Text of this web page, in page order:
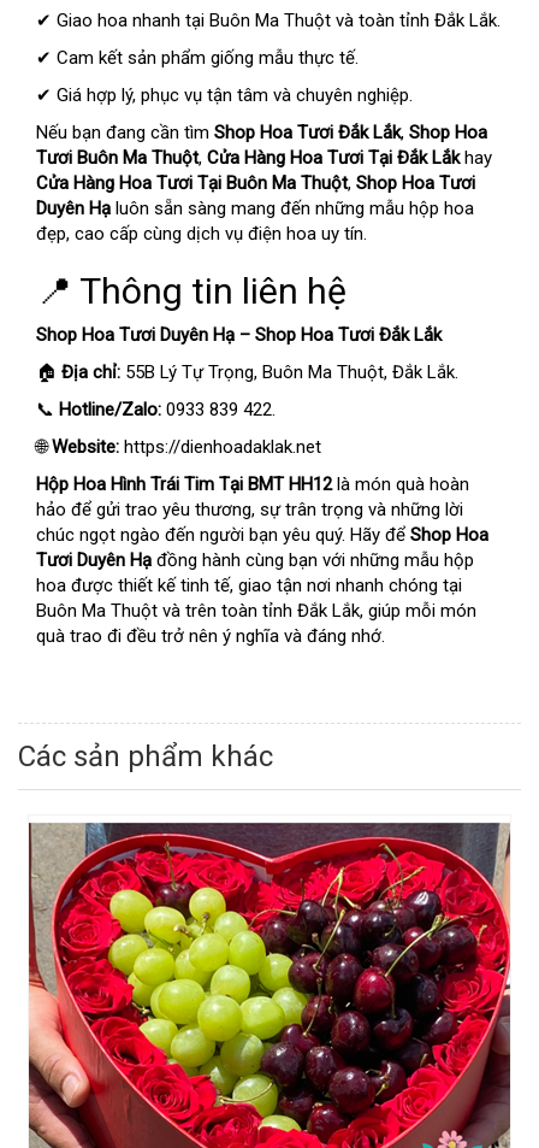
✔ Giao hoa nhanh tại Buôn Ma Thuột và toàn tỉnh Đắk Lắk.
✔ Cam kết sản phẩm giống mẫu thực tế.
✔ Giá hợp lý, phục vụ tận tâm và chuyên nghiệp.
Nếu bạn đang cần tìm Shop Hoa Tươi Đắk Lắk, Shop Hoa
Tươi Buôn Ma Thuột, Cửa Hàng Hoa Tươi Tại Đắk Lắkhay
Cửa Hàng Hoa Tươi Tại Buôn Ma Thuột, Shop Hoa Tươi
Duyên Hạ luôn sẵn sàng mang đến những mẫu hộp hoa
đẹp, cao cấp cùng dịch vụ điện hoa uy tín.
📍 Thông tin liên hệ
Shop Hoa Tươi Duyên Hạ – Shop Hoa Tươi Đắk Lắk
🏠 Địa chỉ: 55B Lý Tự Trọng, Buôn Ma Thuột, Đắk Lắk.
📞 Hotline/Zalo: 0933 839 422.
🌐Website: https://dienhoadaklak.net
Hộp Hoa Hình Trái Tim Tại BMT HH12là món quà hoàn
hảo để gửi trao yêu thương, sự trân trọng và những lời
chúc ngọt ngào đến người bạn yêu quý. Hãy để Shop Hoa
Tươi Duyên Hạ đồng hành cùng bạn với những mẫu hộp
hoa được thiết kế tinh tế, giao tận nơi nhanh chóng tại
Buôn Ma Thuột và trên toàn tỉnh Đắk Lắk, giúp mỗi món
quà trao đi đều trở nên ý nghĩa và đáng nhớ.
Các sản phẩm khác